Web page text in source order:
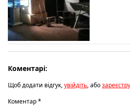
Коментарі:
Щоб додати відгук,увійдіть, або
Коментар*